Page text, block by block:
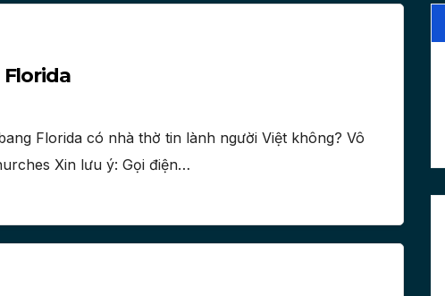
Florida có nhà thờ tin lành người Việt không? Vô
Xin lưu ý: Gọi điện…